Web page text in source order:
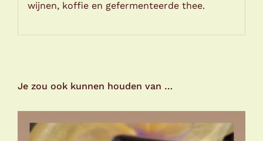
wijnen, koffie en gefermenteerde thee.
Je zou ook kunnen houden van …